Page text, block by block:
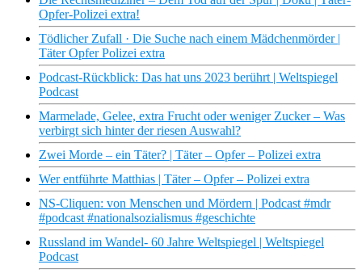
Opfer-Polizei extra!
Tödlicher Zufall · Die Suche nach einem Mädchenmörder |
Täter Opfer Polizei extra
Podcast-Rückblick: Das hat uns 2023 berührt | Weltspiegel
Podcast
Marmelade, Gelee, extra Frucht oder weniger Zucker – Was
verbirgt sich hinter der riesen Auswahl?
Zwei Morde – ein Täter? | Täter – Opfer – Polizei extra
Wer entführte Matthias | Täter – Opfer – Polizei extra
NS-Cliquen: von Menschen und Mördern | Podcast #mdr
#podcast #nationalsozialismus #geschichte
Russland im Wandel- 60 Jahre Weltspiegel | Weltspiegel
Podcast